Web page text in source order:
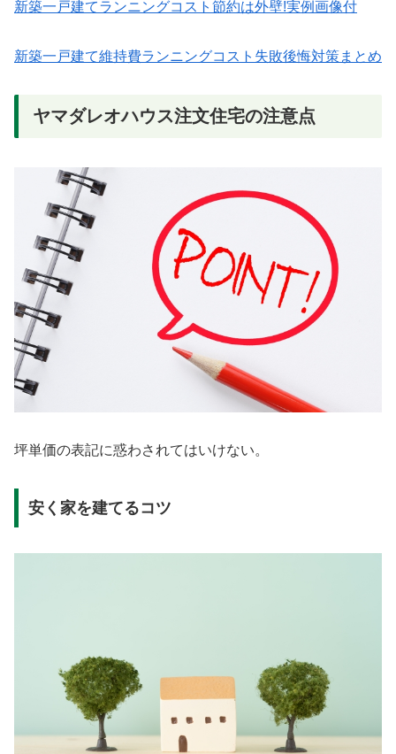
新築一戸建てランニングコスト節約は外壁!実例画像付
新築一戸建て維持費ランニングコスト失敗後悔対策まとめ
ヤマダレオハウス注文住宅の注意点
坪単価の表記に惑わされてはいけない。
安く家を建てるコツ